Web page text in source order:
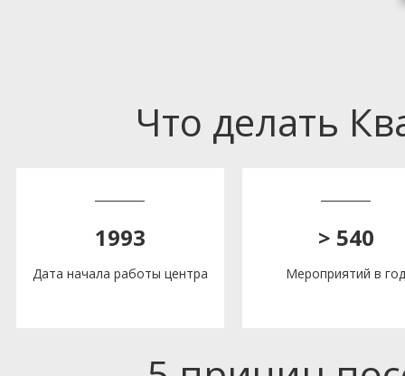
Что делать
1993
Дата начала работы центра
> 540
Мероприятий в год